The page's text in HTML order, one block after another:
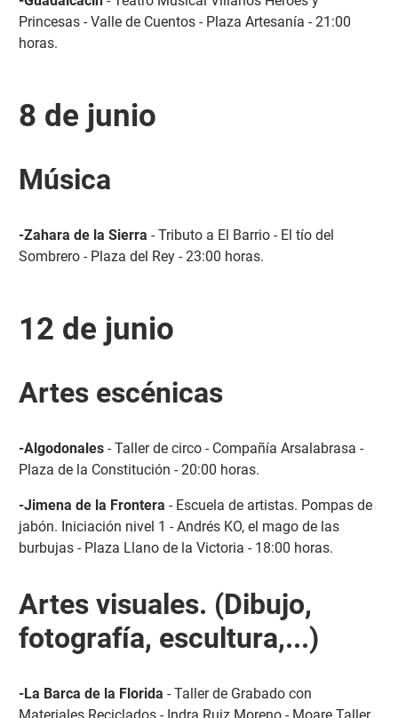
Princesas - Valle de Cuentos - Plaza Artesanía - 21:00
horas.
8 de junio
Música
-Zahara de la Sierra - Tributo a El Barrio - El tío del
Sombrero - Plaza del Rey - 23:00 horas.
12 de junio
Artes escénicas
-Algodonales- Taller de circo - Compañía Arsalabrasa -
Plaza de la Constitución - 20:00 horas.
-Jimena de la Frontera - Escuela de artistas. Pompas de
jabón. Iniciación nivel 1 - Andrés KO, el mago de las
burbujas - Plaza Llano de la Victoria - 18:00 horas.
Artes visuales. (Dibujo,
fotografía, escultura,...)
-La Barca de la Florida - Taller de Grabado con